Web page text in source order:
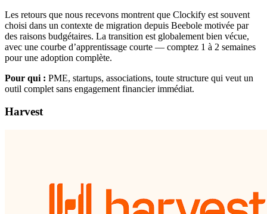
Les retours que nous recevons montrent que Clockify est souvent
choisi dans un contexte de migration depuis Beebole motivée par
des raisons budgétaires. La transition est globalement bien vécue,
avec une courbe d’apprentissage courte — comptez 1 à 2 semaines
pour une adoption complète.
Pour qui : PME, startups, associations, toute structure qui veut un
outil complet sans engagement financier immédiat.
Harvest